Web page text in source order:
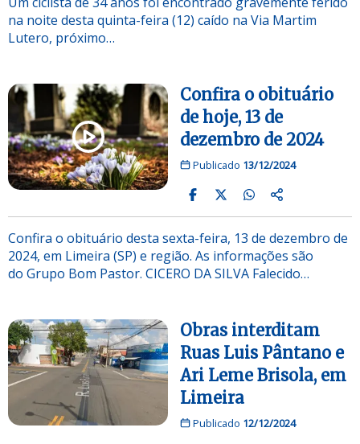
na noite desta quinta-feira (12) caído na Via Martim
Lutero, próximo…
Confira o obituário
de hoje, 13 de
dezembro de 2024
Publicado 13/12/2024
Confira o obituário desta sexta-feira, 13 de dezembro de
2024, em Limeira (SP) e região. As informações são
do Grupo Bom Pastor. CICERO DA SILVA Falecido…
Obras interditam
Ruas Luis Pântano e
Ari Leme Brisola, em
Limeira
Publicado 12/12/2024